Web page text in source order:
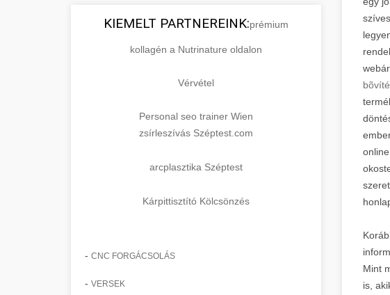
KIEMELT PARTNEREINK:prémium
kollagén a Nutrinature oldalon
Vérvétel
Personal seo trainer Wien
zsírleszívás Széptest.com
arcplasztika Széptest
Kárpittisztító Kölcsönzés
- CNC FORGÁCSOLÁS
- VERSEK
Mint
is,